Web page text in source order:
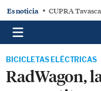
Es noticia CUPRA
BICICLETAS ELÉCTRICAS
RadWagon,